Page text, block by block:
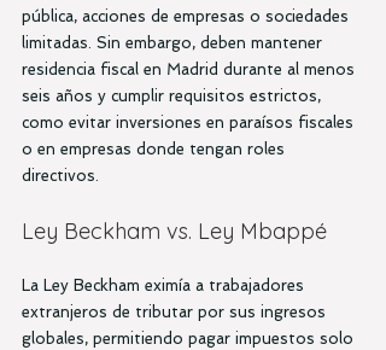
pública, acciones de empresas o sociedades
limitadas. Sin embargo, deben mantener
residencia fiscal en Madrid durante al menos
seis años y cumplir requisitos estrictos,
como evitar inversiones en paraísos fiscales
o en empresas donde tengan roles
directivos.
Ley Beckham vs. Ley Mbappé
La Ley Beckham eximía a trabajadores
extranjeros de tributar por sus ingresos
globales, permitiendo pagar impuestos solo